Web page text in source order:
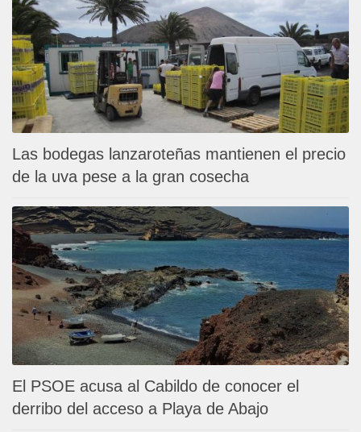
Las bodegas lanzaroteñas mantienen el precio
de la uva pese a la gran cosecha
El PSOE acusa al Cabildo de conocer el
derribo del acceso a Playa de Abajo